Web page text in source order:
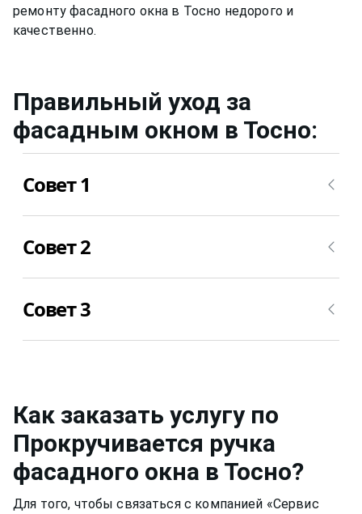
ремонту фасадного окна в Тосно недорого и
Правильный уход за
фасадным окном в Тосно:
Совет 1
средствами, ведь спиртовой или любой другой
последствия.
Совет 2
также, но для него уже можно применять не
растворы для мытья окон в Тосноили
или резиновый уплотнитель. Вещества, которые
разбавлены в растворе, могут испортить
качество материала рамы или резину.
Совет 3
скапливалась пыль.Если уделять хотя бы немного
времени,фасадное окноможет прослужить вам
долгими тихими и теплыми годами.
Как заказать услугу по
Прокручивается ручка
фасадного окна в Тосно?
Для того, чтобы связаться с компанией «Сервис